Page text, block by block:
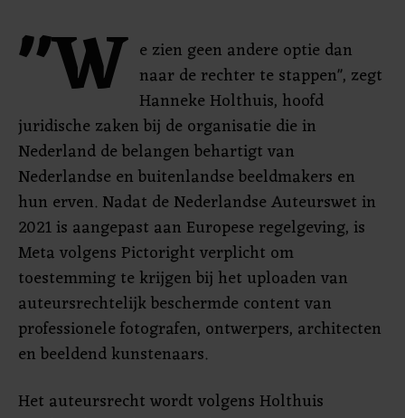
"W e zien geen andere optie dan
naar de rechter te stappen", zegt
Hanneke Holthuis, hoofd
juridische zaken bij de organisatie die in
Nederland de belangen behartigt van
Nederlandse en buitenlandse beeldmakers en
hun erven. Nadat de Nederlandse Auteurswet in
2021 is aangepast aan Europese regelgeving, is
Meta volgens Pictoright verplicht om
toestemming te krijgen bij het uploaden van
auteursrechtelijk beschermde content van
professionele fotografen, ontwerpers, architecten
en beeldend kunstenaars.
Het auteursrecht wordt volgens Holthuis